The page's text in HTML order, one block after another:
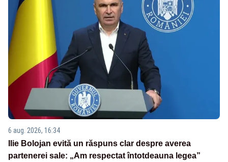
6 aug. 2026, 16:34
Ilie Bolojan evită un răspuns clar despre averea
partenerei sale: „Am respectat întotdeauna legea”